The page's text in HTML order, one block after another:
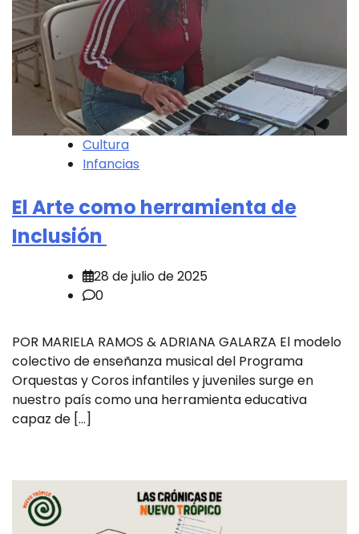
Cultura
Infancias
El Arte como herramienta de
Inclusión
28 de julio de 2025
0
POR MARIELA RAMOS & ADRIANA GALARZA El modelo
colectivo de enseñanza musical del Programa
Orquestas y Coros infantiles y juveniles surge en
nuestro país como una herramienta educativa
capaz de […]